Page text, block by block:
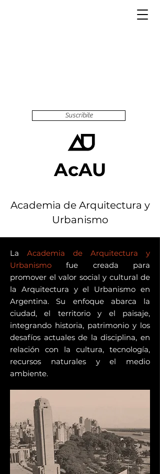
Suscribite
AcAU
Academia de Arquitectura y
Urbanismo
La Academia de Arquitectura y
Urbanismo fue creada para
promover el valor social y cultural de
la Arquitectura y el Urbanismo en
Argentina. Su enfoque abarca la
ciudad, el territorio y el paisaje,
integrando historia, patrimonio y los
desafíos actuales de la disciplina, en
relación con la cultura, tecnología,
recursos naturales y el medio
ambiente.